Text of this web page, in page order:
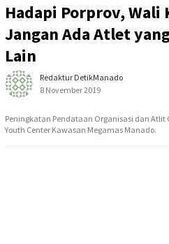
Hadapi Porprov, Wali
Jangan Ada Atlet
Lain
Redaktur DetikManado
8 November 2019
Peningkatan Pendataan Organisasi dan Atlit
Youth Center Kawasan Megamas Manado.